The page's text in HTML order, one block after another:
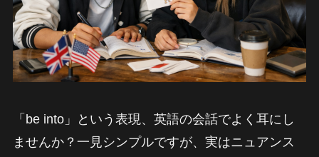
「be into」という表現、英語の会話でよく耳にし
ませんか？一見シンプルですが、実はニュアンス